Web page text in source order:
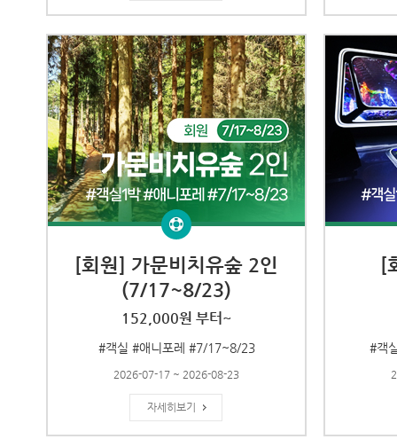
[회원] 가문비치유숲 2인
(7/17~8/23)
152,000원 부터~
#객실 #애니포레 #7/17~8/23
2026-07-17 ~ 2026-08-23
자세히보기
[
#객